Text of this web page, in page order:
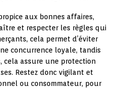
aux bonnes affaires,
et respecter les règles qui
cela permet d’éviter
concurrence loyale, tandis
cela assure une protection
Restez donc vigilant et
ou consommateur, pour